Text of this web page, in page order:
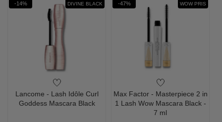
-14% DIVINE BLACK
Lancome - Lash Idôle Curl
Goddess Mascara Black
-47% WOW PRIS
Max Factor - Masterpiece 2 in
1 Lash Wow Mascara Black -
7 ml